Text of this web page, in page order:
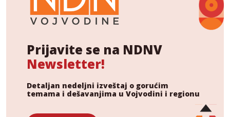
Prijavite se na NDNV
Newsletter!
Detaljan nedeljni izveštaj o gorućim
temama i dešavanjima u Vojvodini i regionu